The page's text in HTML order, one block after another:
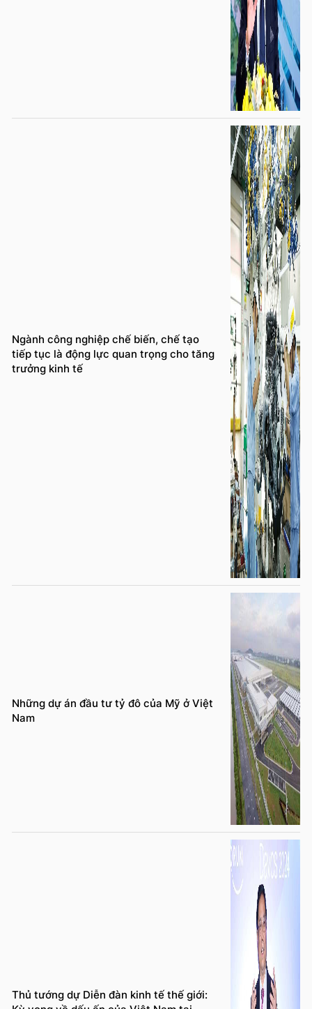
Ngành công nghiệp chế biến, chế tạo
tiếp tục là động lực quan trọng cho tăng
trưởng kinh tế
Những dự án đầu tư tỷ đô của Mỹ ở Việt
Nam
Thủ tướng dự Diễn đàn kinh tế thế giới: